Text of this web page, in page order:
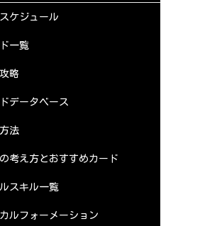
ケジュール
一覧
略
データベース
法
考え方とおすすめカード
スキル一覧
ルフォーメーション